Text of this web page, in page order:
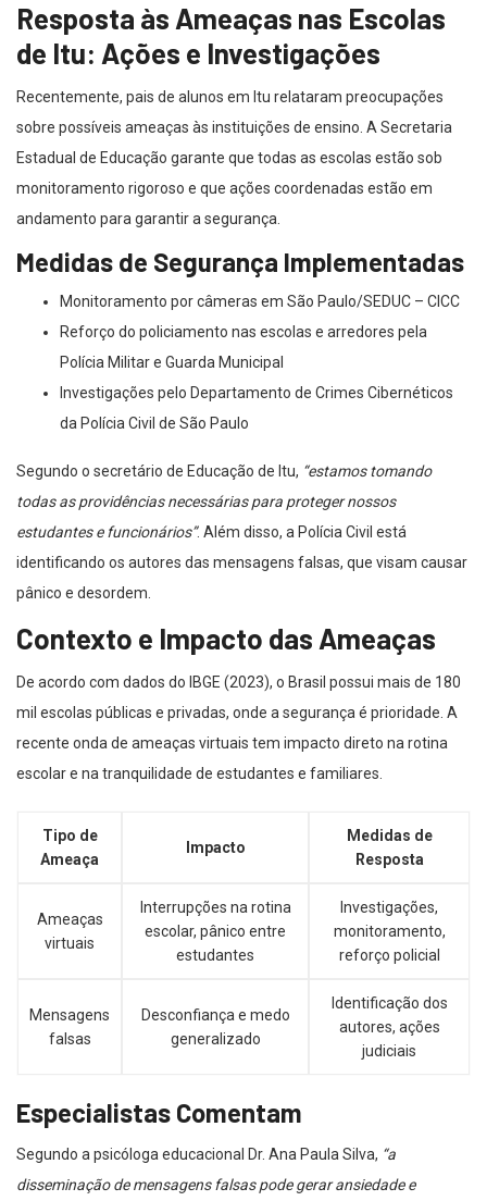
Resposta às Ameaças nas Escolas
de Itu: Ações e Investigações
Recentemente, pais de alunos em Itu relataram preocupações
sobre possíveis ameaças às instituições de ensino. A Secretaria
Estadual de Educação garante que todas as escolas estão sob
monitoramento rigoroso e que ações coordenadas estão em
andamento para garantir a segurança.
Medidas de Segurança Implementadas
Monitoramento por câmeras em São Paulo/SEDUC – CICC
Reforço do policiamento nas escolas e arredores pela
Polícia Militar e Guarda Municipal
Investigações pelo Departamento de Crimes Cibernéticos
da Polícia Civil de São Paulo
Segundo o secretário de Educação de Itu, “estamos tomando
todas as providências necessárias para proteger nossos
estudantes e funcionários”. Além disso, a Polícia Civil está
identificando os autores das mensagens falsas, que visam causar
pânico e desordem.
Contexto e Impacto das Ameaças
De acordo com dados do IBGE (2023), o Brasil possui mais de 180
mil escolas públicas e privadas, onde a segurança é prioridade. A
recente onda de ameaças virtuais tem impacto direto na rotina
escolar e na tranquilidade de estudantes e familiares.
Tipo de
Ameaça
Impacto
Medidas de
Resposta
Ameaças
virtuais
Interrupções na rotina
escolar, pânico entre
estudantes
Investigações,
monitoramento,
reforço policial
Mensagens
falsas
Desconfiança e medo
generalizado
Identificação dos
autores, ações
judiciais
Especialistas Comentam
Segundo a psicóloga educacional Dr. Ana Paula Silva, “a
disseminação de mensagens falsas pode gerar ansiedade e